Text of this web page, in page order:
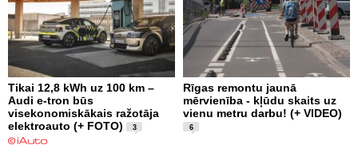
Tikai 12,8 kWh uz 100 km –
Audi e-tron būs
visekonomiskākais ražotāja
elektroauto (+ FOTO)
3
Rīgas remontu jaunā
mērvienība - kļūdu skaits uz
vienu metru darbu! (+ VIDEO)
6